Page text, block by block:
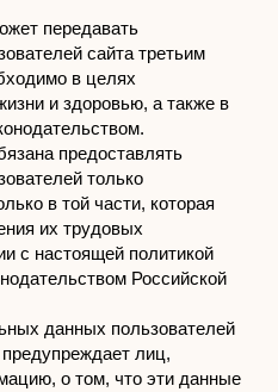
передавать
сайта третьим
в целях
и здоровью, а также в
предоставлять
только
в той части, которая
их трудовых
с настоящей политикой
Российской
данных пользователей
лиц,
о том, что эти данные